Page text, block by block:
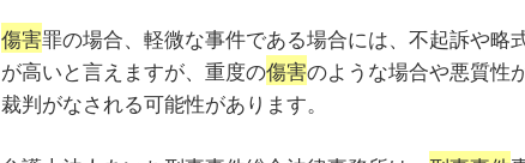
傷害罪の場合、軽微な事件である場合には、不起訴や略
が高いと言えますが、重度の傷害のような場合や悪質性
裁判がなされる可能性があります。